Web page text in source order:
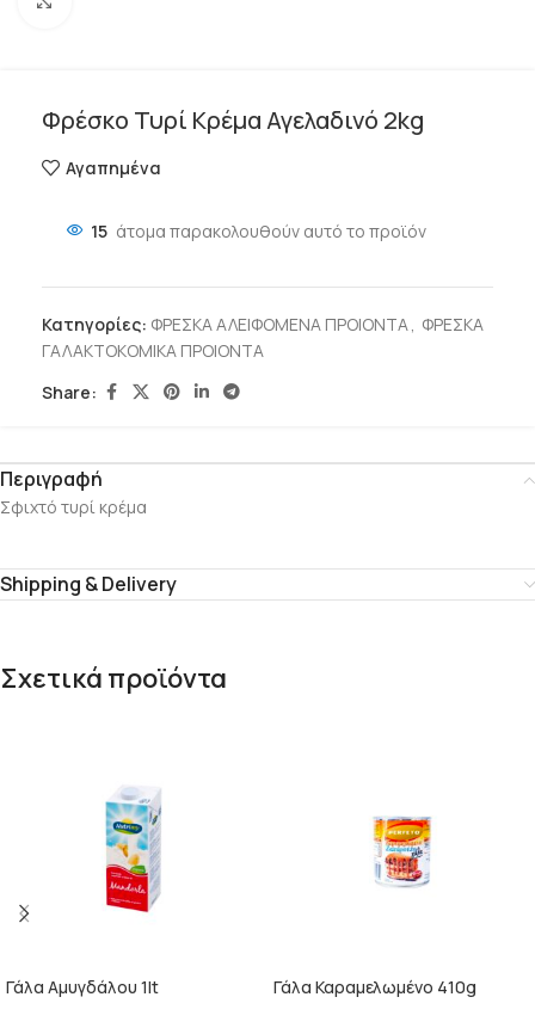
Φρέσκο Τυρί Κρέμα Αγελαδινό 2kg
Αγαπημένα
15 άτομα παρακολουθούν αυτό το προϊόν
Κατηγορίες: ΦΡΕΣΚΑ ΑΛΕΙΦΟΜΕΝΑ ΠΡΟΙΟΝΤΑ, ΦΡΕΣΚΑ
ΓΑΛΑΚΤΟΚΟΜΙΚΑ ΠΡΟΙΟΝΤΑ
Share:
Περιγραφή
Σφιχτό τυρί κρέμα
Shipping & Delivery
Σχετικά προϊόντα
Γάλα Αμυγδάλου 1lt Γάλα Καραμελωμένο 410g